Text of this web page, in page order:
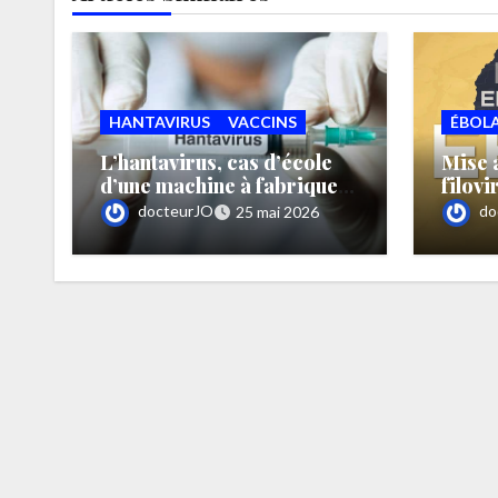
HANTAVIRUS VACCINS
L’hantavirus, cas d’école
d’une machine à fabriquer
l’épouvante par Bruno
Maurer
docteurJO 25 mai 2026
Mise